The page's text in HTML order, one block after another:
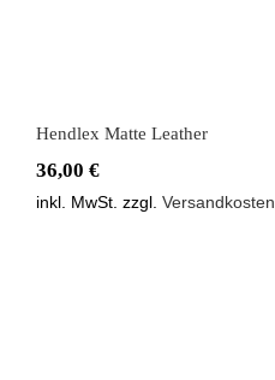
Hendlex Matte Leather
36,00 €
inkl. MwSt. zzgl. Versandkosten